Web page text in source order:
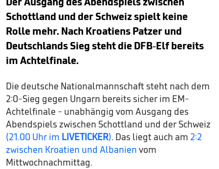
Schottland und der Schweiz spielt keine
Rolle mehr. Nach Kroatiens Patzer und
Deutschlands Sieg steht die DFB-Elf bereits
im Achtelfinale.
Die deutsche Nationalmannschaft steht nach dem
2:0-Sieg gegen Ungarn bereits sicher im EM-
Achtelfinale - unabhängig vom Ausgang des
Abendspiels zwischen Schottland und der Schweiz
(21.00 Uhr im LIVETICKER). Das liegt auch am 2:2
zwischen Kroatien und Albanien vom
Mittwochnachmittag.